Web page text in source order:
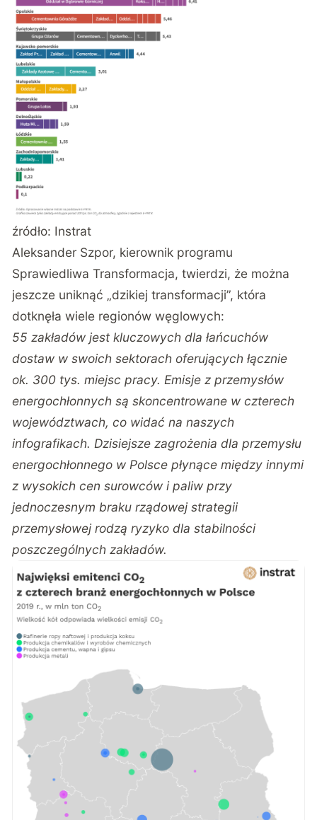
źródło: Instrat
Aleksander Szpor, kierownik programu
Sprawiedliwa Transformacja, twierdzi, że można
jeszcze uniknąć „dzikiej transformacji”, która
dotknęła wiele regionów węglowych:
55 zakładów jest kluczowych dla łańcuchów
dostaw w swoich sektorach oferujących łącznie
ok. 300 tys. miejsc pracy. Emisje z przemysłów
energochłonnych są skoncentrowane w czterech
województwach, co widać na naszych
infografikach. Dzisiejsze zagrożenia dla przemysłu
energochłonnego w Polsce płynące między innymi
z wysokich cen surowców i paliw przy
jednoczesnym braku rządowej strategii
przemysłowej rodzą ryzyko dla stabilności
poszczególnych zakładów.